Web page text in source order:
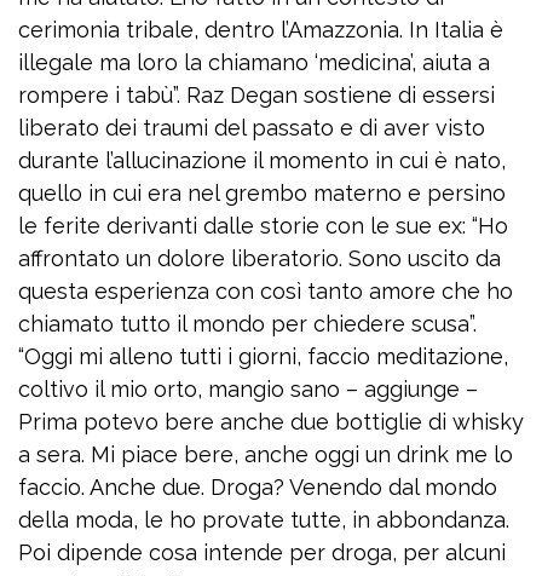
cerimonia tribale, dentro l’Amazzonia. In Italia è
illegale ma loro la chiamano ‘medicina’, aiuta a
rompere i tabù”. Raz Degan sostiene di essersi
liberato dei traumi del passato e di aver visto
durante l’allucinazione il momento in cui è nato,
quello in cui era nel grembo materno e persino
le ferite derivanti dalle storie con le sue ex: “Ho
affrontato un dolore liberatorio. Sono uscito da
questa esperienza con così tanto amore che ho
chiamato tutto il mondo per chiedere scusa”.
“Oggi mi alleno tutti i giorni, faccio meditazione,
coltivo il mio orto, mangio sano – aggiunge –
Prima potevo bere anche due bottiglie di whisky
a sera. Mi piace bere, anche oggi un drink me lo
faccio. Anche due. Droga? Venendo dal mondo
della moda, le ho provate tutte, in abbondanza.
Poi dipende cosa intende per droga, per alcuni